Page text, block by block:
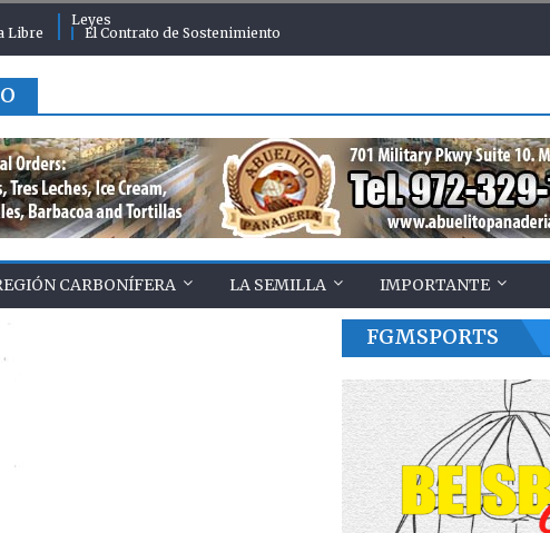
Libre
Leyes
El Contrato de Sostenimiento
CARBONÍFERA LA SEMILLA IMPORTANTE
FGMSPORTS